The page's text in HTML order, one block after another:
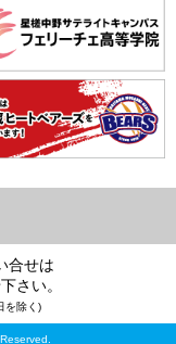
合せは
さい。
を除く)